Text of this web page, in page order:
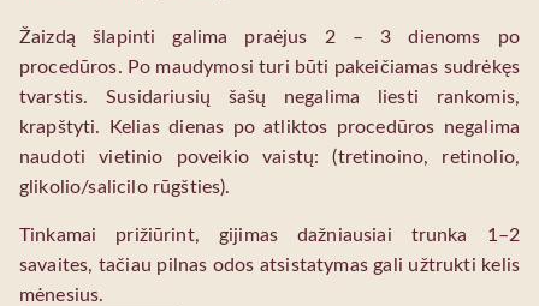
Žaizdą šlapinti galima praėjus 2 – 3 dienoms po
procedūros. Po maudymosi turi būti pakeičiamas sudrėkęs
tvarstis. Susidariusių šašų negalima liesti rankomis,
krapštyti. Kelias dienas po atliktos procedūros negalima
naudoti vietinio poveikio vaistų: (tretinoino, retinolio,
glikolio/salicilo rūgšties).
Tinkamai prižiūrint, gijimas dažniausiai trunka 1–2
savaites, tačiau pilnas odos atsistatymas gali užtrukti kelis
mėnesius.